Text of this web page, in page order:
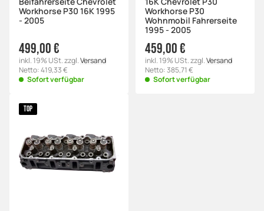
Workhorse P30 16K 1995
- 2005
499,00 €
inkl. 19% USt. zzgl.Versand
Netto: 419,33 €
Sofort verfügbar
Workhorse P30
Wohnmobil Fahrerseite
1995 - 2005
459,00 €
inkl. 19% USt. zzgl.Versand
Netto: 385,71 €
Sofort verfügbar
TOP